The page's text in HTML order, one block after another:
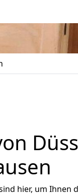
hier, um Ihnen